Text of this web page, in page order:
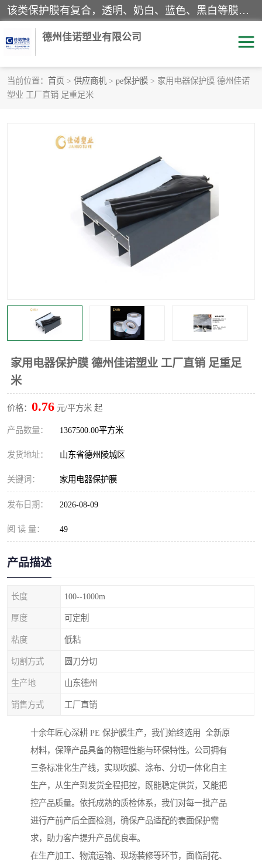
该类保护膜有复合，透明、奶白、蓝色、黑白等膜型。特高粘，高粘，中高粘，中粘，中低粘，低粘等。对于不同的粘力要求有相应的产品相适配。无胶渍残留污染。在较宽的收卷幅度下平整无皱纹，收卷长度大，利于机械化及自动化施工粘贴。为您的产品提供的表面保护解决方案。 产品广泛适用于：铝材、不锈钢、金属、塑料、电子、家电、家具、玻璃、化工材料、装饰材料等。
德州佳诺塑业有限公司
当前位置： 首页 > 供应商机 > pe保护膜 > 家用电器保护膜 德州佳诺
塑业 工厂直销 足重足米
家用电器保护膜 德州佳诺塑业 工厂直销 足重足
米
价格： 0.76 元/平方米 起
产品数量： 1367500.00平方米
发货地址： 山东省德州陵城区
关键词： 家用电器保护膜
发布日期： 2026-08-09
阅 读 量： 49
产品描述
长度 100--1000m
厚度 可定制
粘度 低粘
切割方式 圆刀分切
生产地 山东德州
销售方式 工厂直销
十余年匠心深耕 PE 保护膜生产，我们始终选用 全新原
材料，保障产品具备的物理性能与环保特性。公司拥有
三条标准化生产线，实现吹膜、涂布、分切一体化自主
生产，从生产到发货全程把控，既能稳定供货，又能把
控产品质量。依托成熟的质检体系，我们对每一批产品
进行产前产后全面检测，确保产品适配的表面保护需
求，助力客户提升产品优良率。
在生产加工、物流运输、现场装修等环节，面临刮花、
pe保护膜
透明保护膜
乳白保护膜
纯黑保护膜
彩钢板保护膜
不锈钢板保护膜 一次性隔离膜